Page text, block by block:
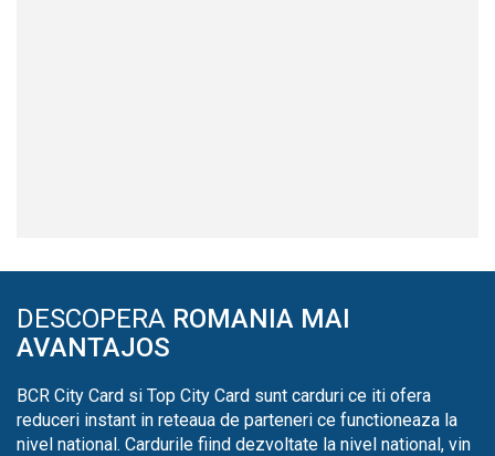
DESCOPERA ROMANIA MAI
AVANTAJOS
BCR City Card si Top City Card sunt carduri ce iti ofera
reduceri instant in reteaua de parteneri ce functioneaza la
nivel national. Cardurile fiind dezvoltate la nivel national, vin